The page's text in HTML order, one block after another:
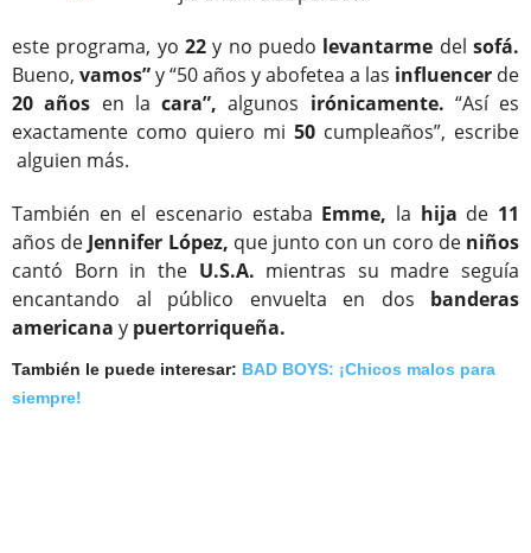
este programa, yo 22 y no puedo levantarme delsofá.
Bueno, vamos”y “50 años y abofetea a las influencer de
20 años en la cara”, algunos irónicamente. “Así es
exactamente como quiero mi 50 cumpleaños”, escribe
alguien más.
También en el escenario estaba Emme, la hija de 11
años de Jennifer López, que junto con un coro de niños
cantó Born in the U.S.A. mientras su madre seguía
encantando al público envuelta en dos banderas
americana y puertorriqueña.
También le puede interesar: BAD BOYS: ¡Chicos malos para
siempre!